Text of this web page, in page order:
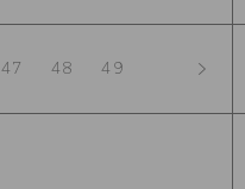
47 48 49